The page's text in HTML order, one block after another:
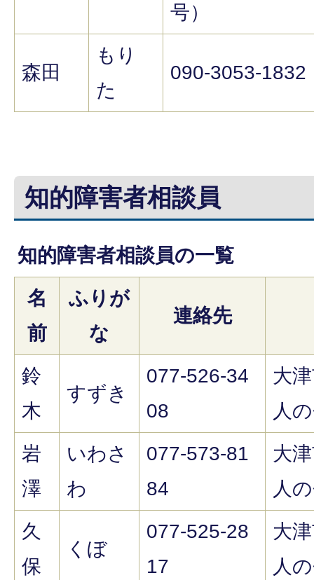
号）
森田
もり
た
090-3053-1832
知的障害者相談員
知的障害者相談員の一覧
名
前
ふりが
な
連絡先
鈴
木
すずき
077-526-34
08
大
人
岩
澤
いわさ
わ
077-573-81
84
大
人
久
保
くぼ
077-525-28
17
大
人